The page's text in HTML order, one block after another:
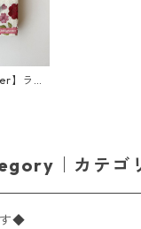
】ラン
キン LO
枚入り
｜カテゴ
◆